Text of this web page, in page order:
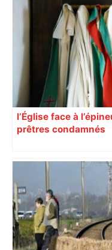
l’Église face à
prêtres condamnés